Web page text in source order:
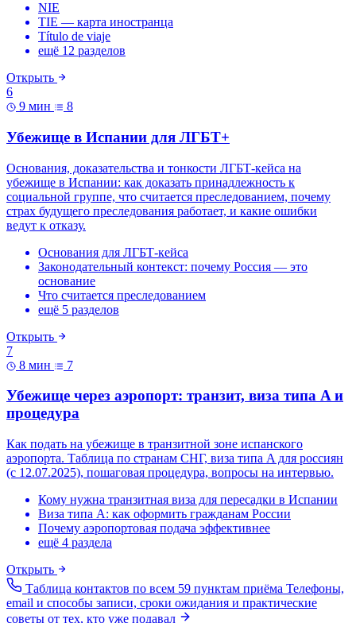
NIE
TIE — карта иностранца
Título de viaje
ещё 12 разделов
Открыть
6
9 мин
8
Убежище в Испании для ЛГБТ+
Основания, доказательства и тонкости ЛГБТ-кейса на
убежище в Испании: как доказать принадлежность к
социальной группе, что считается преследованием, почему
страх будущего преследования работает, и какие ошибки
ведут к отказу.
Основания для ЛГБТ-кейса
Законодательный контекст: почему Россия — это
основание
Что считается преследованием
ещё 5 разделов
Открыть
7
8 мин
7
Убежище через аэропорт: транзит, виза типа A и
процедура
Как подать на убежище в транзитной зоне испанского
аэропорта. Таблица по странам СНГ, виза типа A для россиян
(с 12.07.2025), пошаговая процедура, вопросы на интервью.
Кому нужна транзитная виза для пересадки в Испании
Виза типа A: как оформить гражданам России
Почему аэропортовая подача эффективнее
ещё 4 раздела
Открыть
Таблица контактов по всем 59 пунктам приёма Телефоны,
email и способы записи, сроки ожидания и практические
советы от тех, кто уже подавал